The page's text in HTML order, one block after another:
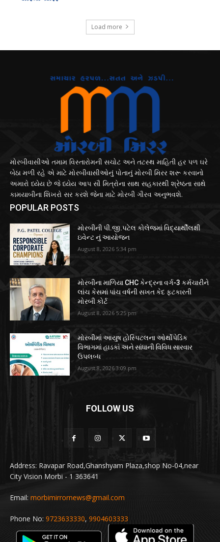
Load more
મોરબીવાસીઓ તમામ વિસ્તારોમની સચોટ અને તટસ્થ માહિતી હર પળ ઘરે
બેઠા મળી રહે એ માટે મોરબીવાસીઓનું પોતાનું મોરબી મિરર શરૂ કરવાનો
અમારો ધ્યેય છે જે ધ્યેય આપ સૌ મિત્રોના સાથ સહકારથી શ્રેષ્ઠતા સાથે
કામયાબીના શિખરો સર કરશે જેના માટે મોરબી ગૌરવ અનુભવશે.
POPULAR POSTS
મોરબીની પી.જી.પટેલ કોલેજમાં વિદ્યાર્થીલક્ષી
ઇવેન્ટ નું આયોજન
August 8, 2026 5:34 pm
મોરબીના માળિયા CHC કેન્દ્રના વર્ગ-3 કર્મચારીને
લાંચ કેસમાં પાંચ વર્ષની સખત કેદ ફટકારતી
મોરબી કોર્ટ
August 8, 2026 5:25 pm
મોરબીમાં આયુષ હોસ્પિટલના ઓર્થોપેડિક
વિભાગમાં હાડકાં અને સાંધાની વિવિધ સારવાર
ઉપલબ્ધ
August 8, 2026 3:09 pm
FOLLOW US
Address: Ravapar Road,Ghanshyam Plaza,shop No-04,near
City Vision Morbi - 1 363641
Email: morbimirrornews@gmail.com
Phone No: 9723633330, 9904603333